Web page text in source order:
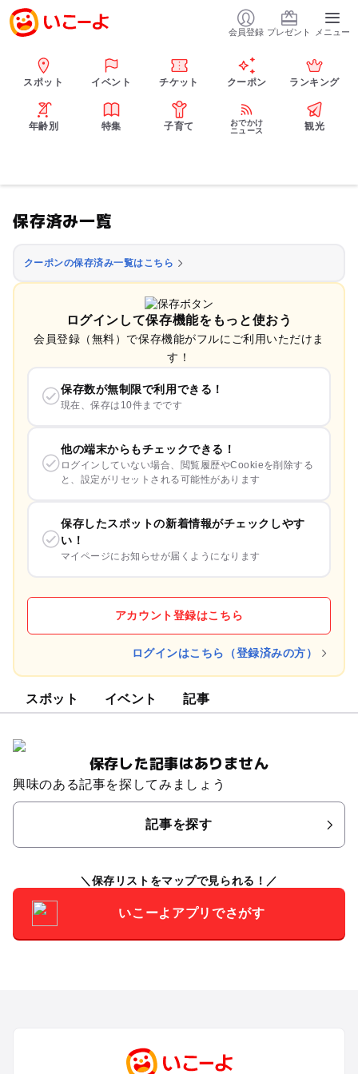
会員登録 プレゼント メニュー
スポット イベント チケット クーポン ランキング
年齢別 特集 子育て
おでかけ
ニュース
観光
保存済み一覧
クーポンの保存済み一覧はこちら
ログインして保存機能をもっと使おう
会員登録（無料）で保存機能がフルにご利用いただけま
す！
保存数が無制限で利用できる！
現在、保存は10件までです
他の端末からもチェックできる！
ログインしていない場合、閲覧履歴やCookieを削除する
と、設定がリセットされる可能性があります
保存したスポットの新着情報がチェックしやす
い！
マイページにお知らせが届くようになります
アカウント登録はこちら
ログインはこちら（登録済みの方）
スポット イベント 記事
保存した記事はありません
興味のある記事を探してみましょう
記事を探す
保存リストをマップで見られる！
いこーよアプリでさがす